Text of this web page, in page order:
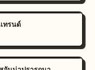
ทรนด์